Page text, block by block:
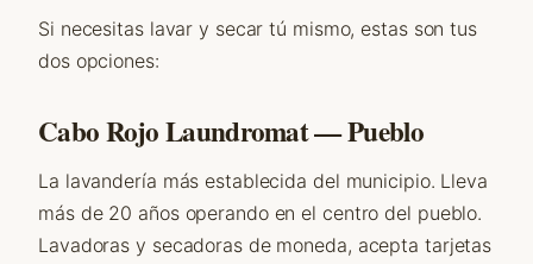
Si necesitas lavar y secar tú mismo, estas son tus
dos opciones:
Cabo Rojo Laundromat — Pueblo
La lavandería más establecida del municipio. Lleva
más de 20 años operando en el centro del pueblo.
Lavadoras y secadoras de moneda, acepta tarjetas